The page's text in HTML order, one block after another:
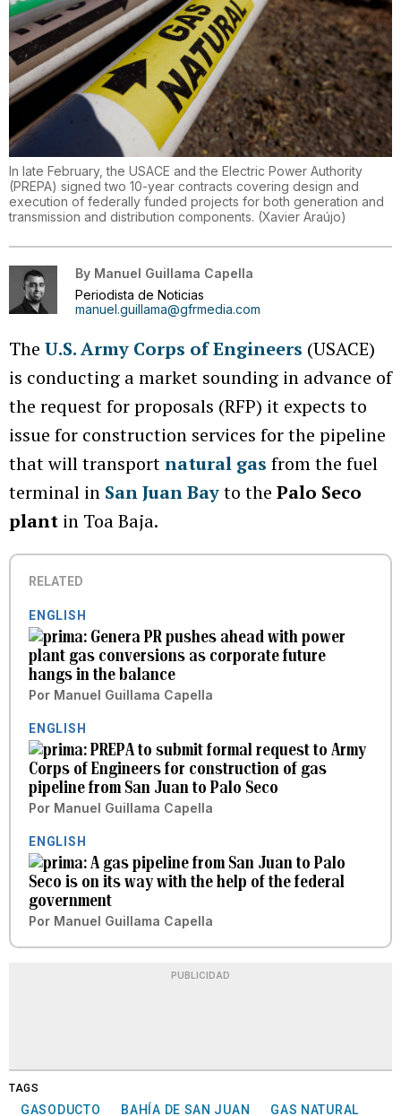
In late February, the USACE and the Electric Power Authority
(PREPA) signed two 10-year contracts covering design and
execution of federally funded projects for both generation and
transmission and distribution components. (Xavier Araújo)
By Manuel Guillama Capella
Periodista de Noticias
manuel.guillama@gfrmedia.com
The U.S. Army Corps of Engineers (USACE)
is conducting a market sounding in advance of
the request for proposals (RFP) it expects to
issue for construction services for the pipeline
that will transportnatural gas from the fuel
terminal in San Juan Bayto the Palo Seco
plant in Toa Baja.
RELATED
ENGLISH
Genera PR pushes ahead with power
plant gas conversions as corporate future
hangs in the balance
Por Manuel Guillama Capella
ENGLISH
PREPA to submit formal request to Army
Corps of Engineers for construction of gas
pipeline from San Juan to Palo Seco
Por Manuel Guillama Capella
ENGLISH
A gas pipeline from San Juan to Palo
Seco is on its way with the help of the federal
government
Por Manuel Guillama Capella
PUBLICIDAD
TAGS
GASODUCTO BAHÍA DE SAN JUAN
GAS NATURAL